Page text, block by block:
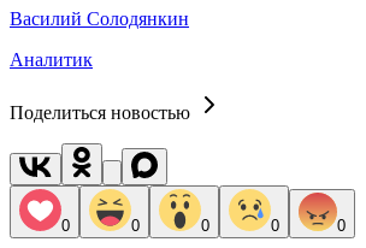
Василий Солодянкин
Аналитик
Поделиться новостью
0 0 0 0 0